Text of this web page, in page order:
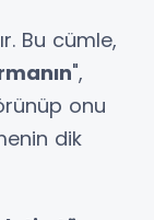
Bu cümle,
",
onu
dik